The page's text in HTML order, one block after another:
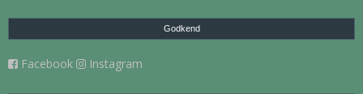
Godkend
Facebook Instagram